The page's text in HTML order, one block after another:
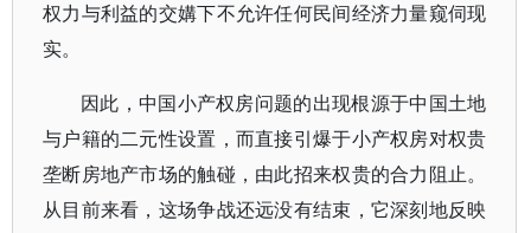
权力与利益的交媾下不允许任何民间经济力量窥伺现
实。
因此，中国小产权房问题的出现根源于中国土地
与户籍的二元性设置，而直接引爆于小产权房对权贵
垄断房地产市场的触碰，由此招来权贵的合力阻止。
从目前来看，这场争战还远没有结束，它深刻地反映